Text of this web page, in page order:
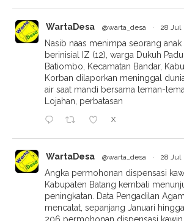
WartaDesa @warta_desa · 28 Jul
Nasib naas menimpa seorang anak
berinisial IZ (12), warga Dukuh
Batiombo, Kecamatan Bandar,
Korban dilaporkan meninggal
air saat mandi bersama teman-
Lojahan, perbatasan
X
WartaDesa @warta_desa · 28 Jul
Angka permohonan dispensasi
Kabupaten Batang kembali
peningkatan. Data Pengadilan
mencatat, sepanjang Januari